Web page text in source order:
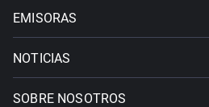
EMISORAS
NOTICIAS
SOBRE NOSOTROS